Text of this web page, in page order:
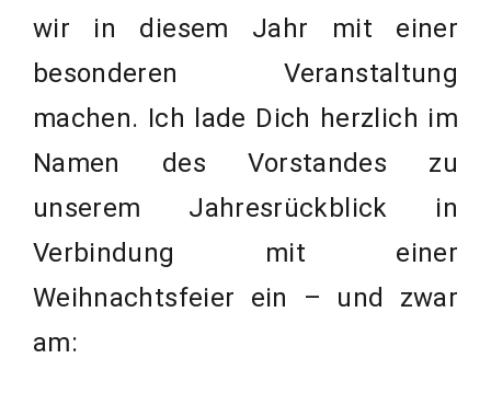
wir in diesem Jahr mit einer
besonderen Veranstaltung
machen. Ich lade Dich herzlich im
Namen des Vorstandes zu
unserem Jahresrückblick in
Verbindung mit einer
Weihnachtsfeier ein – und zwar
am: